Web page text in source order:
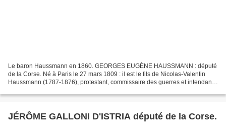
Le baron Haussmann en 1860. GEORGES EUGÈNE HAUSSMANN : député
de la Corse. Né à Paris le 27 mars 1809 : il est le fils de Nicolas-Valentin
Haussmann (1787-1876), protestant, commissaire des guerres et intendant
JÉRÔME GALLONI D'ISTRIA député de la Corse.